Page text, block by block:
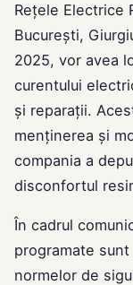
Rețele Electrice
București,
2025, vor avea
curentului
și reparații.
menținerea și
compania a
disconfortul
În cadrul
programate
normelor de